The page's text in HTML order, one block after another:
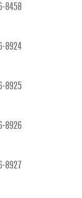
8458
8924
8925
8926
8927